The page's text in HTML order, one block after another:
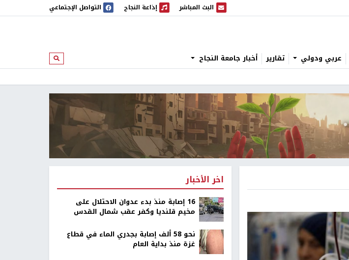
البث المباشر
البث المباشر إذاعة النجاح
إذاعة النجاح التواصل الإجتماعي
عربي ودولي تقارير أخبار جامعة النجاح ابحث
اخر الأخبار
16 إصابة منذ بدء عدوان الاحتلال على
مخيم قلنديا وكفر عقب شمال القدس
نحو 58 ألف إصابة بجدري الماء في قطاع
غزة منذ بداية العام